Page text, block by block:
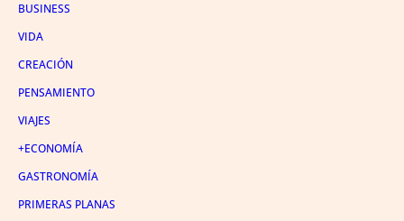
BUSINESS
VIDA
CREACIÓN
PENSAMIENTO
VIAJES
+ECONOMÍA
GASTRONOMÍA
PRIMERAS PLANAS